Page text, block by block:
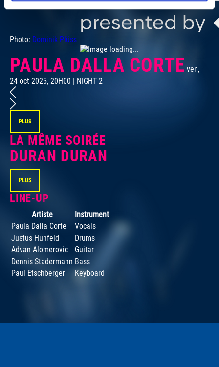
Photo: Dominik Plüss
PAULA DALLA CORTE ven,
24 oct 2025, 20H00 | NIGHT 2
PLUS
LA MÊME SOIRÉE
DURAN DURAN
PLUS
LINE-UP
Artiste
Instrument
Paula Dalla Corte
Vocals
Justus Hunfeld
Drums
Advan Alomerovic
Guitar
Dennis Stadermann Bass
Paul Etschberger
Keyboard